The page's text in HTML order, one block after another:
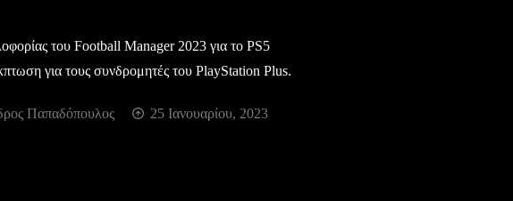
του Football Manager 2023 για το PS5
για τους συνδρομητές του PlayStation Plus.
Παπαδόπουλος 25 Ιανουαρίου, 2023